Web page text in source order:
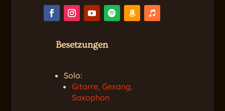
Besetzungen
Solo:
Gitarre, Gesang,
Saxophon